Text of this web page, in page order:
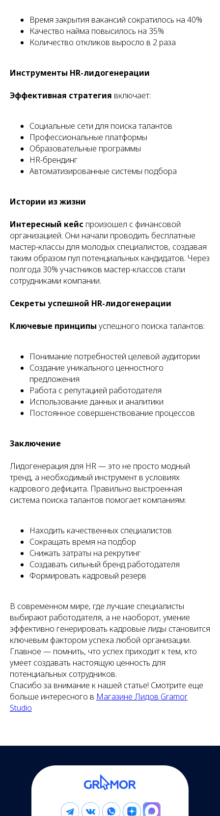
Время закрытия вакансий сократилось на 40%
Качество найма повысилось на 35%
Количество откликов выросло в 2 раза
Инструменты HR-лидогенерации
Эффективная стратегия включает:
Социальные сети для поиска талантов
Профессиональные платформы
Образовательные программы
HR-брендинг
Автоматизированные системы подбора
Истории из жизни
Интересный кейс произошел с финансовой
организацией. Они начали проводить бесплатные
мастер-классы для молодых специалистов, создавая
таким образом пул потенциальных кандидатов. Через
полгода 30% участников мастер-классов стали
сотрудниками компании.
Секреты успешной HR-лидогенерации
Ключевые принципы успешного поиска талантов:
Понимание потребностей целевой аудитории
Создание уникального ценностного
предложения
Работа с репутацией работодателя
Использование данных и аналитики
Постоянное совершенствование процессов
Заключение
Лидогенерация для HR — это не просто модный
тренд, а необходимый инструмент в условиях
кадрового дефицита. Правильно выстроенная
система поиска талантов помогает компаниям:
Находить качественных специалистов
Сокращать время на подбор
Снижать затраты на рекрутинг
Создавать сильный бренд работодателя
Формировать кадровый резерв
В современном мире, где лучшие специалисты
выбирают работодателя, а не наоборот, умение
эффективно генерировать кадровые лиды становится
ключевым фактором успеха любой организации.
Главное — помнить, что успех приходит к тем, кто
умеет создавать настоящую ценность для
потенциальных сотрудников.
Спасибо за внимание к нашей статье! Смотрите еще
больше интересного в Магазине Лидов Gramor
Studio